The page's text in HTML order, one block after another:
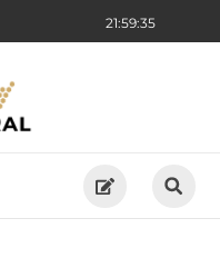
21:59:36